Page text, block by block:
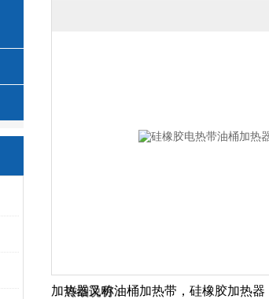
详细说明：
加热器又称油桶加热带，硅橡胶加热